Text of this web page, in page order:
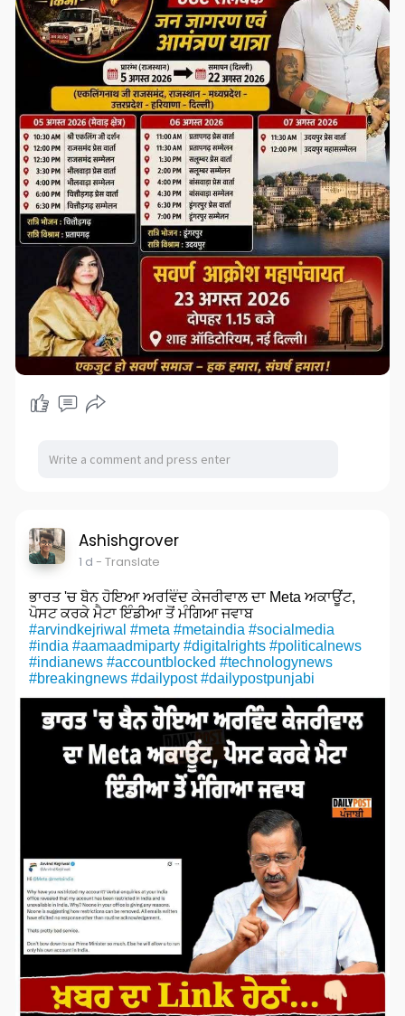
Ashishgrover
1 d - Translate
ਭਾਰਤ 'ਚ ਬੈਨ ਹੋਇਆ ਅਰਵਿੰਦ ਕੇਜਰੀਵਾਲ ਦਾ Meta ਅਕਾਊਂਟ,
ਪੋਸਟ ਕਰਕੇ ਮੈਟਾ ਇੰਡੀਆ ਤੋਂ ਮੰਗਿਆ ਜਵਾਬ
#arvindkejriwal #meta #metaindia #socialmedia
#india #aamaadmiparty #digitalrights #politicalnews
#indianews #accountblocked #technologynews
#breakingnews #dailypost #dailypostpunjabi